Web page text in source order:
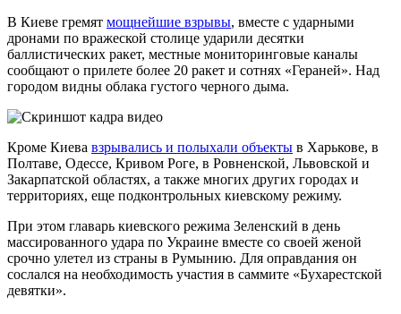
В Киеве гремят мощнейшие взрывы, вместе с ударными
дронами по вражеской столице ударили десятки
баллистических ракет, местные мониторинговые каналы
сообщают о прилете более 20 ракет и сотнях «Гераней». Над
городом видны облака густого черного дыма.
Кроме Киева взрывались и полыхали объекты в Харькове, в
Полтаве, Одессе, Кривом Роге, в Ровненской, Львовской и
Закарпатской областях, а также многих других городах и
территориях, еще подконтрольных киевскому режиму.
При этом главарь киевского режима Зеленский в день
массированного удара по Украине вместе со своей женой
срочно улетел из страны в Румынию. Для оправдания он
сослался на необходимость участия в саммите «Бухарестской
девятки».